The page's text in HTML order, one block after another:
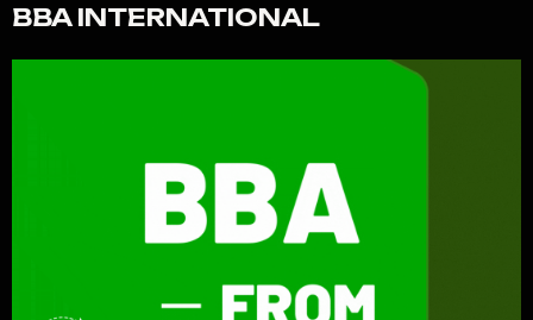
BBA INTERNATIONAL